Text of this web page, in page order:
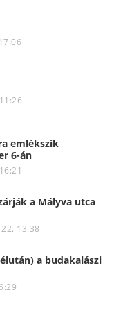
emlékszik
6-án
a Mályva utca
13:38
a budakalászi